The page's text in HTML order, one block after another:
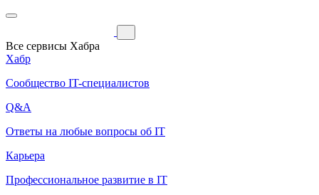
Все сервисы Хабра
Хабр
Сообщество IT-специалистов
Q&A
Ответы на любые вопросы об IT
Карьера
Профессиональное развитие в IT